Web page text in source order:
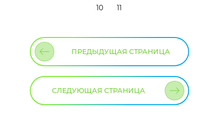
ПРЕДЫДУЩАЯ СТРАНИЦА
10 11
СЛЕДУЮЩАЯ СТРАНИЦА